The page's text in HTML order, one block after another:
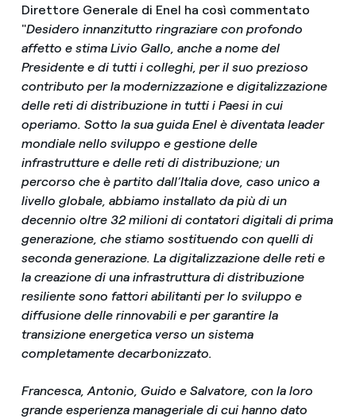
Direttore Generale di Enel ha così commentato
"Desidero innanzitutto ringraziare con profondo
affetto e stima Livio Gallo, anche a nome del
Presidente e di tutti i colleghi, per il suo prezioso
contributo per la modernizzazione e digitalizzazione
delle reti di distribuzione in tutti i Paesi in cui
operiamo. Sotto la sua guida Enel è diventata leader
mondiale nello sviluppo e gestione delle
infrastrutture e delle reti di distribuzione; un
percorso che è partito dall’Italia dove, caso unico a
livello globale, abbiamo installato da più di un
decennio oltre 32 milioni di contatori digitali di prima
generazione, che stiamo sostituendo con quelli di
seconda generazione. La digitalizzazione delle reti e
la creazione di una infrastruttura di distribuzione
resiliente sono fattori abilitanti per lo sviluppo e
diffusione delle rinnovabili e per garantire la
transizione energetica verso un sistema
completamente decarbonizzato.
Francesca, Antonio, Guido e Salvatore, con la loro
grande esperienza manageriale di cui hanno dato